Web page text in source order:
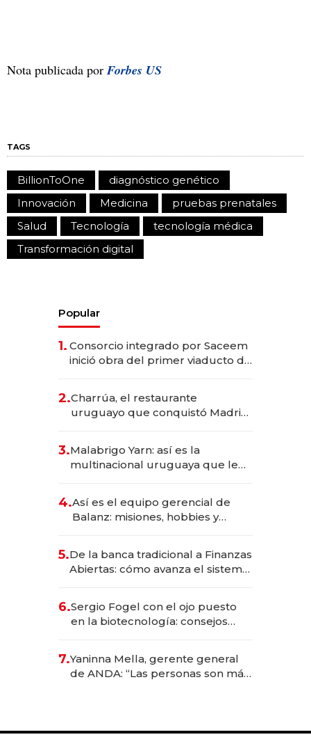
Nota publicada por Forbes US
TAGS
BillionToOne
diagnóstico genético
Innovación
Medicina
pruebas prenatales
Salud
Tecnología
tecnología médica
Transformación digital
Popular
1. Consorcio integrado por Saceem
inició obra del primer viaducto de
millones
2.Charrúa, el restaurante
uruguayo que conquistó Madrid:
anticipación y prepara apertura
3.Malabrigo Yarn: así es la
multinacional uruguaya que le
4.Así es el equipo gerencial de
Balanz: misiones, hobbies y
5.De la banca tradicional a Finanzas
Abiertas: cómo avanza el sistema
6.Sergio Fogel con el ojo puesto
en la biotecnología: consejos
rol de la IA
7.Yaninna Mella, gerente general
de ANDA: “Las personas son más